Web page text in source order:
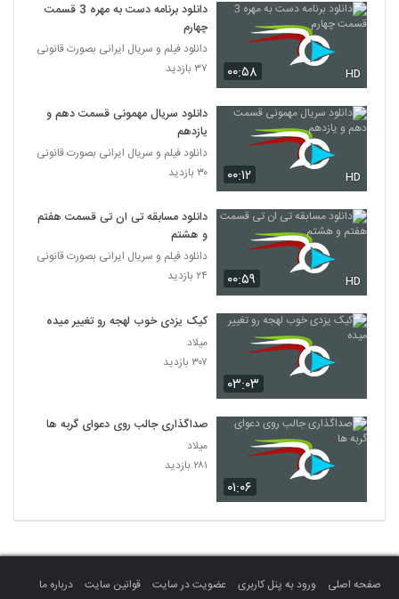
۰۰:۵۸ HD
دانلود برنامه دست به مهره 3 قسمت
چهارم
دانلود فیلم و سریال ایرانی بصورت قانونی
۳۷ بازدید
۰۰:۱۲ HD
دانلود سریال مهمونی قسمت دهم و
یازدهم
دانلود فیلم و سریال ایرانی بصورت قانونی
۳۰ بازدید
۰۰:۵۹ HD
دانلود مسابقه تی ان تی قسمت هفتم
و هشتم
دانلود فیلم و سریال ایرانی بصورت قانونی
۲۴ بازدید
۰۳:۰۳
کیک یزدی خوب لهجه رو تغییر میده
میلاد
۳۰۷ بازدید
۰۱:۰۶
صداگذاری جالب روی دعوای گربه ها
میلاد
۲۸۱ بازدید
صفحه اصلی ورود به پنل کاربری عضویت در سایت قوانین سایت
درباره ما